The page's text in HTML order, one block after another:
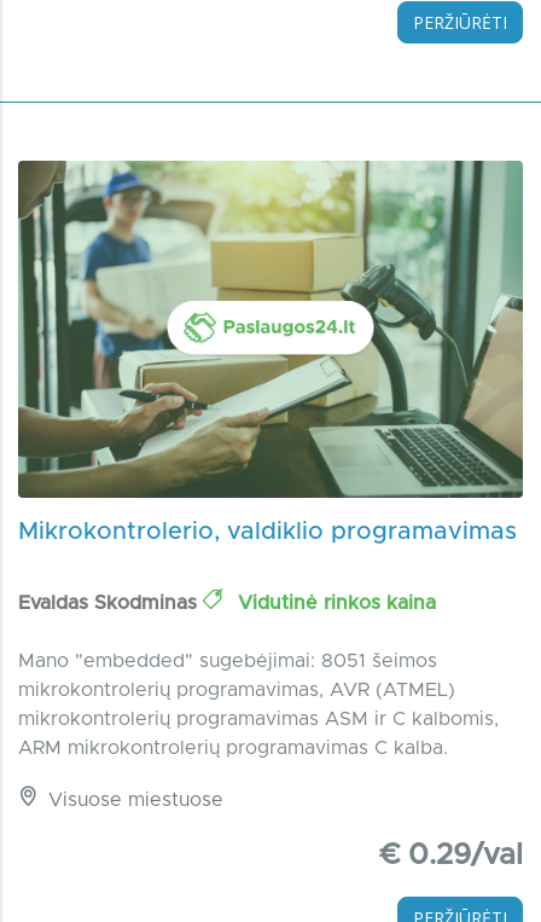
PERŽIŪRĖTI
Mikrokontrolerio, valdiklio programavimas
Evaldas Skodminas Vidutinė rinkos kaina
Mano "embedded" sugebėjimai: 8051 šeimos
mikrokontrolerių programavimas, AVR (ATMEL)
mikrokontrolerių programavimas ASM ir C kalbomis,
ARM mikrokontrolerių programavimas C kalba.
Visuose miestuose
€ 0.29/val
PERŽIŪRĖTI